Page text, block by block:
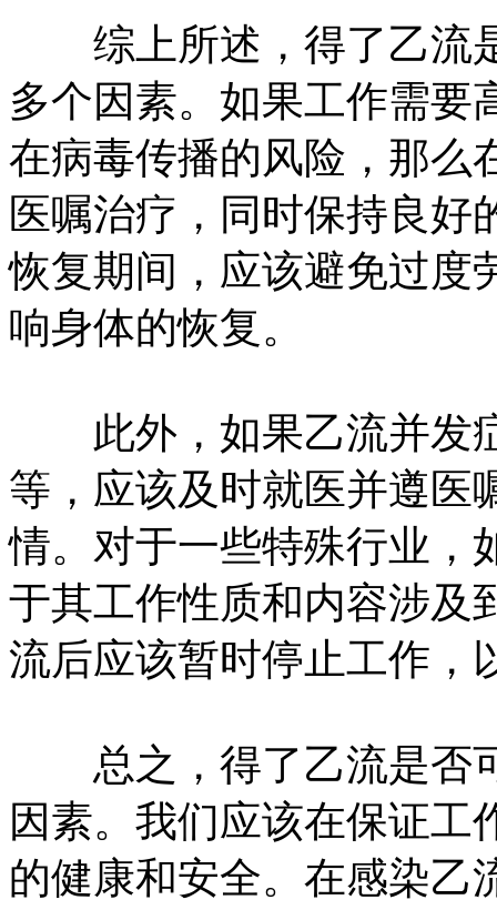
综上所述，得了乙流
多个因素。如果工作需要
在病毒传播的风险，那么
医嘱治疗，同时保持良好
恢复期间，应该避免过度
响身体的恢复。
此外，如果乙流并发
等，应该及时就医并遵医
情。对于一些特殊行业，
于其工作性质和内容涉及
流后应该暂时停止工作，
总之，得了乙流是否
因素。我们应该在保证工
的健康和安全。在感染乙